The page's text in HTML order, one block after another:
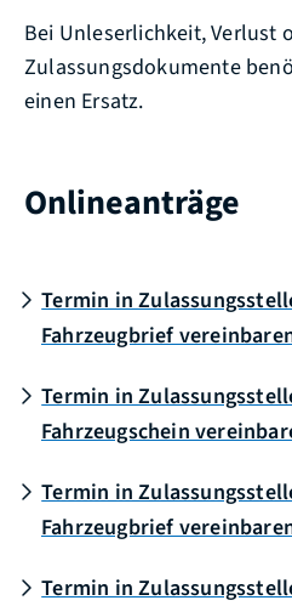
Bei Unleserlichkeit, Verlust
Zulassungsdokumente
einen Ersatz.
Onlineanträge
Termin in
Fahrzeugbrief
Termin in
Fahrzeugschein
Termin in
Fahrzeugbrief
Termin in